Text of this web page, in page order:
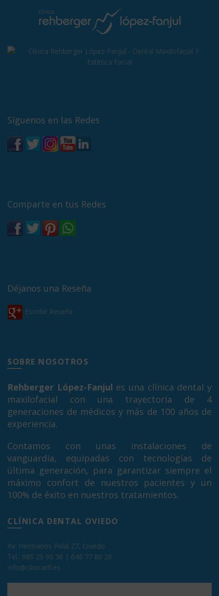
Síguenos en las Redes
Comparte en tus Redes
Déjanos una Reseña
Escribir Reseña
SOBRE NOSOTROS
Rehberger López-Fanjul es una clínica dental y
maxilofacial con una trayectoria de 4
generaciones de médicos y más de 100 años de
experiencia.
Contamos con unas instalaciones de
vanguardia, equipadas con tecnologías de
última generación, para garantizar siempre el
máximo confort de nuestros pacientes y un
100% de éxito en nuestros tratamientos.
CLÍNICA DENTAL OVIEDO
Av. Hermanos Pidal 27, Oviedo
Tel.: 985 25 90 36 | 646 77 80 26
info@clinicarlf.es